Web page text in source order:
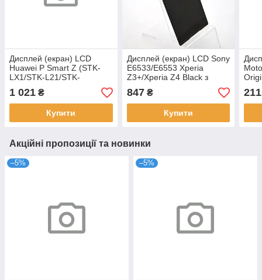
Дисплей (екран) LCD
Huawei P Smart Z (STK-
LX1/STK-L21/STK-
touchscreen Black Original
1 021 ₴
Купити
Дисплей (екран) LCD Sony
E6533/E6553 Xperia
Z3+/Xperia Z4 Black з
847₴
Купити
211
Акційні пропозиції та новинки
–5% –5%